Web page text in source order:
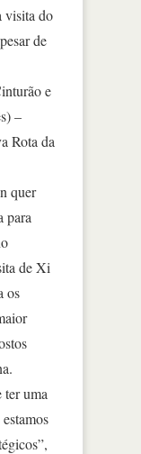
visita do
de
e
–
Rota da
quer
para
de Xi
os
ter uma